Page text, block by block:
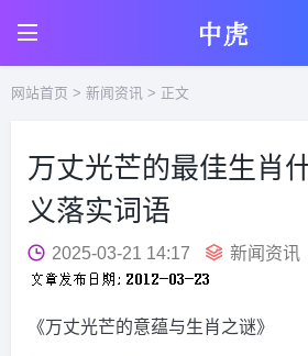
网站首页 > 新闻资讯 > 正文
万丈光芒的最佳生肖
义落实词语
2025-03-21 14:17 新闻资讯
《万丈光芒的意蕴与生肖之谜》